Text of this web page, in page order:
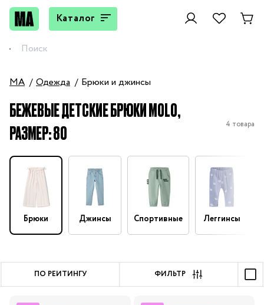
Каталог
MA Одежда Брюки и джинсы
БЕЖЕВЫЕ ДЕТСКИЕ БРЮКИ MOLO,
РАЗМЕР: 80
4 товара
Брюки Джинсы Спортивные Леггинсы
ПО РЕЙТИНГУ ФИЛЬТР